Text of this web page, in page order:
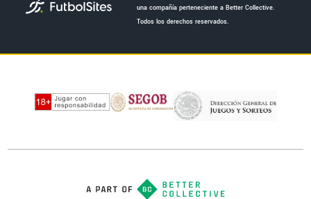
una compañía perteneciente a Better Collective.
Todos los derechos reservados.